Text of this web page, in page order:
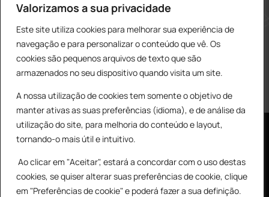
Valorizamos a sua privacidade
Este site utiliza cookies para melhorar sua experiência de
navegação e para personalizar o conteúdo que vê. Os
cookies são pequenos arquivos de texto que são
armazenados no seu dispositivo quando visita um site.
A nossa utilização de cookies tem somente o objetivo de
manter ativas as suas preferências (idioma), e de análise da
utilização do site, para melhoria do conteúdo e layout,
tornando-o mais útil e intuitivo.
Ao clicar em "Aceitar", estará a concordar com o uso destas
cookies, se quiser alterar suas preferências de cookie, clique
em "Preferências de cookie" e poderá fazer a sua definição.
R. António Andrade, 1171
2820-287 • Charneca de Caparica
Products
search PESQUISAR
© All Copyright 2025 by Delarobia.pt 0